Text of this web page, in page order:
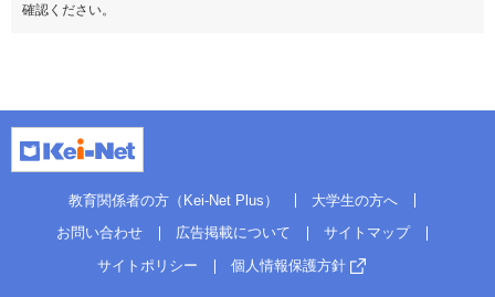
確認ください。
教育関係者の方（Kei-Net Plus）
大学生の方へ
お問い合わせ
広告掲載について
サイトマップ
サイトポリシー
個人情報保護方針